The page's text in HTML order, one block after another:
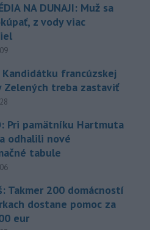
NA DUNAJI: Muž sa
z vody viac
Kandidátku francúzskej
Zelených treba zastaviť
Pri pamätníku Hartmuta
odhalili nové
tabule
Takmer 200 domácností
dostane pomoc za
eur